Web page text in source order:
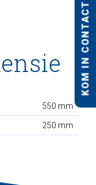
KOM IN CONTACT
550 mm
250 mm